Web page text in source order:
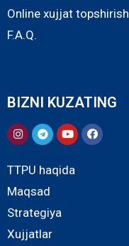
Online xujjat topshirish
F.A.Q.
BIZNI KUZATING
TTPU haqida
Maqsad
Strategiya
Xujjatlar